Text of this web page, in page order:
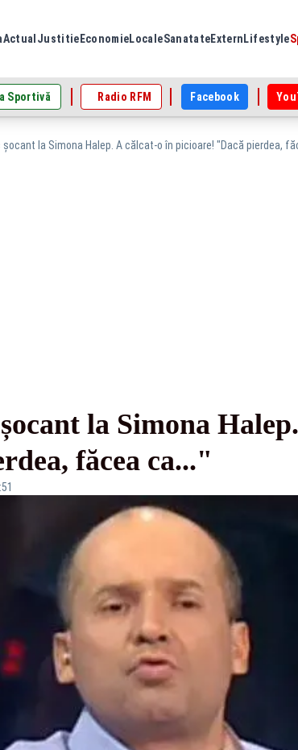
Actual Justitie EconomieLocaleSanatateExtern Lifestyle
Sportivă Radio RFM Facebook
șocant la Simona Halep. A călcat-o în picioare! "Dacă pierdea,
la Simona
făcea ca..."